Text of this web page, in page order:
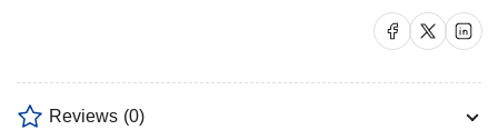
Delen op Facebook
Delen op X Delen
Reviews (0)